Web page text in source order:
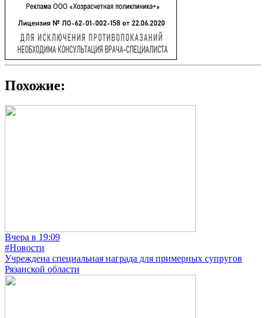
Похожие:
Вчера в 19:09
#Новости
Учреждена специальная награда для примерных супругов
Рязанской области